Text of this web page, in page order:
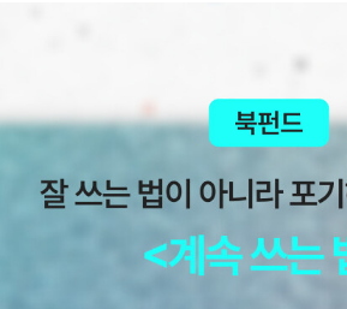
살을 머금도록 하고, 그때그때 햇살을 머금
습니다. 날마다 곰곰이 생각합니다. ‘네가
고, 씩씩하게 걷기를 바라서는 안 되겠지. 너
낮오줌을 가릴 테며, 씩씩하게 걸을 테고, 네
도 돋아 네 입으로 네 밥을 냠냠 씹을 수 있겠
내 같이 논다 하더라도 모자라다 싶은 첫째